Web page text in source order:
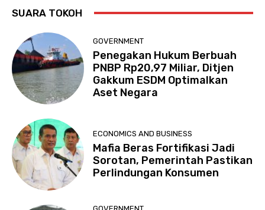
SUARA TOKOH
GOVERNMENT
Penegakan Hukum Berbuah
PNBP Rp20,97 Miliar, Ditjen
Gakkum ESDM Optimalkan
Aset Negara
ECONOMICS AND BUSINESS
Mafia Beras Fortifikasi Jadi
Sorotan, Pemerintah Pastikan
Perlindungan Konsumen